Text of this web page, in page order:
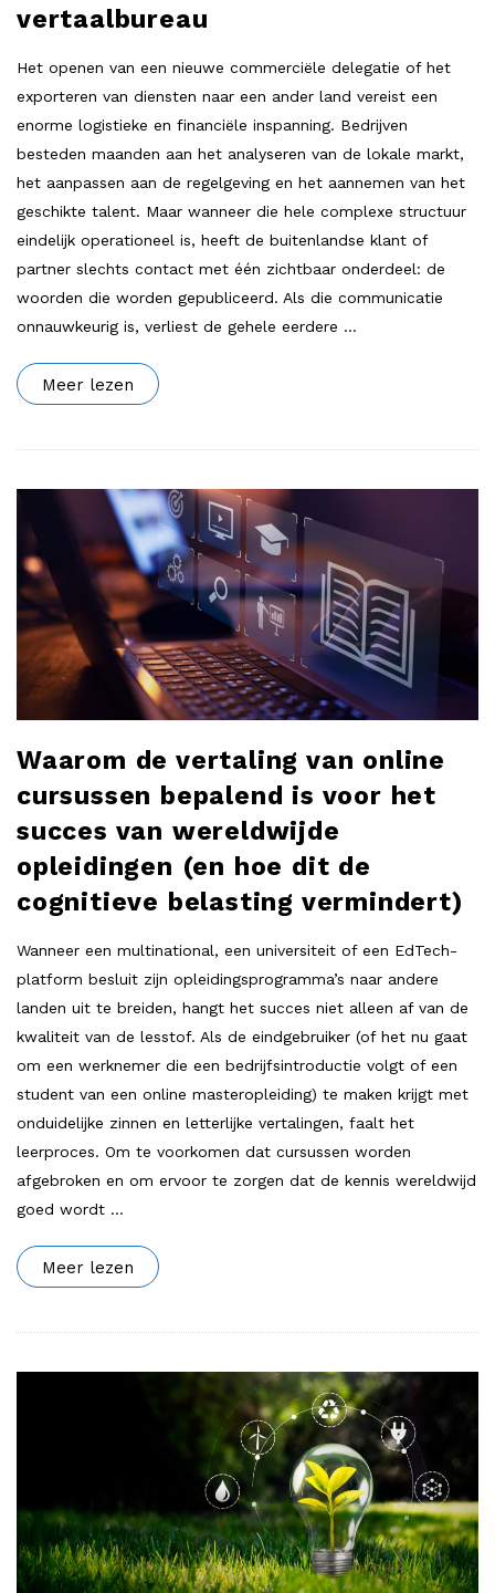
g
vertaalbureau
Het openen van een nieuwe commerciële delegatie of het
exporteren van diensten naar een ander land vereist een
enorme logistieke en financiële inspanning. Bedrijven
besteden maanden aan het analyseren van de lokale markt,
het aanpassen aan de regelgeving en het aannemen van het
geschikte talent. Maar wanneer die hele complexe structuur
eindelijk operationeel is, heeft de buitenlandse klant of
partner slechts contact met één zichtbaar onderdeel: de
woorden die worden gepubliceerd. Als die communicatie
onnauwkeurig is, verliest de gehele eerdere …
Meer lezen
Waarom de vertaling van online
cursussen bepalend is voor het
succes van wereldwijde
opleidingen (en hoe dit de
cognitieve belasting vermindert)
Wanneer een multinational, een universiteit of een EdTech-
platform besluit zijn opleidingsprogramma’s naar andere
landen uit te breiden, hangt het succes niet alleen af van de
kwaliteit van de lesstof. Als de eindgebruiker (of het nu gaat
om een werknemer die een bedrijfsintroductie volgt of een
student van een online masteropleiding) te maken krijgt met
onduidelijke zinnen en letterlijke vertalingen, faalt het
leerproces. Om te voorkomen dat cursussen worden
afgebroken en om ervoor te zorgen dat de kennis wereldwijd
goed wordt …
Meer lezen